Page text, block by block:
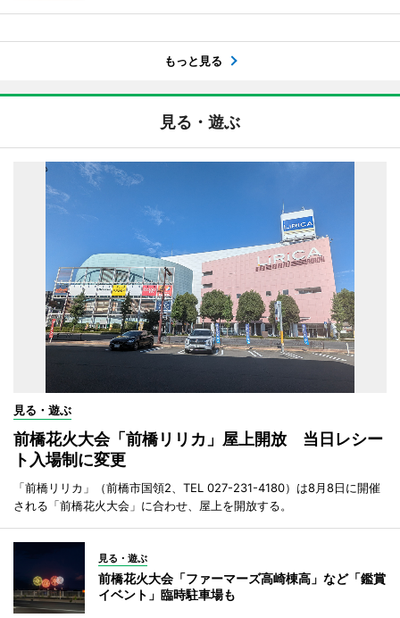
もっと見る
見る・遊ぶ
見る・遊ぶ
前橋花火大会「前橋リリカ」屋上開放 当日レシー
ト入場制に変更
「前橋リリカ」（前橋市国領2、TEL 027-231-4180）は8月8日に開催
される「前橋花火大会」に合わせ、屋上を開放する。
見る・遊ぶ
前橋花火大会「ファーマーズ高崎棟高」など「鑑賞
イベント」臨時駐車場も